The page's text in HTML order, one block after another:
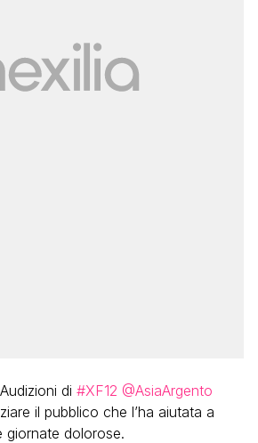
di #XF12 @AsiaArgento
il pubblico che l’ha aiutata a
giornate dolorose.